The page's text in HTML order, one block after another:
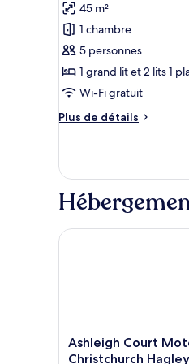
pour
ce
type
de
chambre :
Suite
Standard,
non-
fumeurs,
cuisine
(Unit
rollaway)
45 m²
1 chambre
5 personnes
1 grand lit et 2 lits 1
Wi-Fi gratuit
Plus de détails
Plus
le
type
de
Suite
(Unit
Ashleigh
Court
Ashleigh Court
Christchurch
Ashleigh Court